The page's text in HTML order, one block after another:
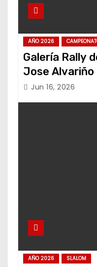
AÑO 2026
Galería Rally
Jose Alvariño
Jun 16, 2026
AÑO 2026 SLALOM